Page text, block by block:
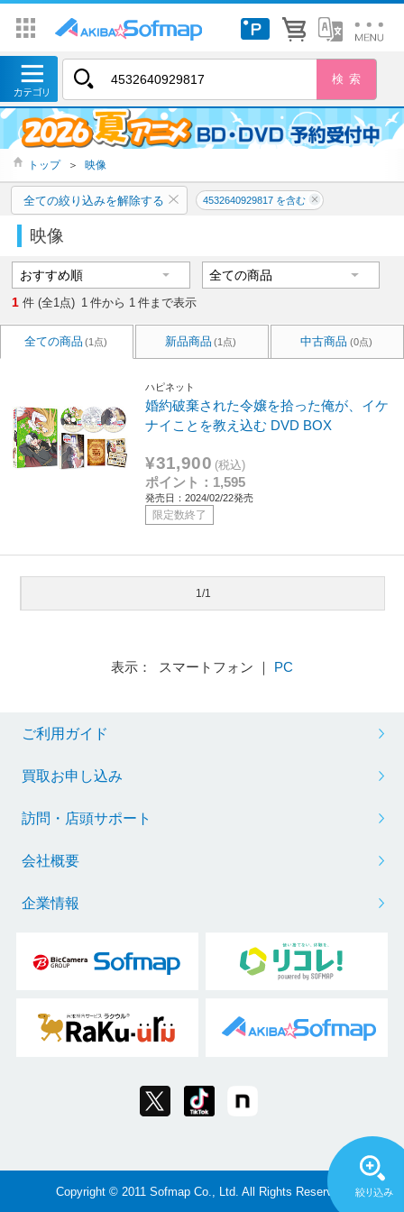
トップ ＞ 映像
全ての絞り込みを解除する 4532640929817 を含む
映像
1 件 (全1点) 1 件から 1 件まで表示
全ての商品 (1点) 新品商品 (1点) 中古商品 (0点)
ハピネット
婚約破棄された令嬢を拾った俺が、イケ
ナイことを教え込む DVD BOX
¥31,900 (税込)
ポイント：1,595
発売日：2024/02/22発売
限定数終了
1/1
表示： スマートフォン ｜ PC
ご利用ガイド
買取お申し込み
訪問・店頭サポート
会社概要
企業情報
Copyright © 2011 Sofmap Co., Ltd. All Rights Reserved.